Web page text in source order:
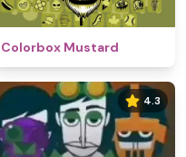
Colorbox Mustard
4.3